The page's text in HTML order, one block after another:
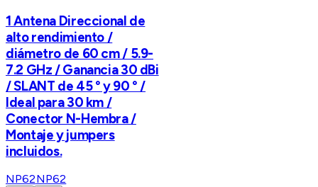
1 Antena Direccional de
alto rendimiento /
diámetro de 60 cm / 5.9-
7.2 GHz / Ganancia 30 dBi
/ SLANT de 45 ° y 90 ° /
Ideal para 30 km /
Conector N-Hembra /
Montaje y jumpers
incluidos.
NP62NP62